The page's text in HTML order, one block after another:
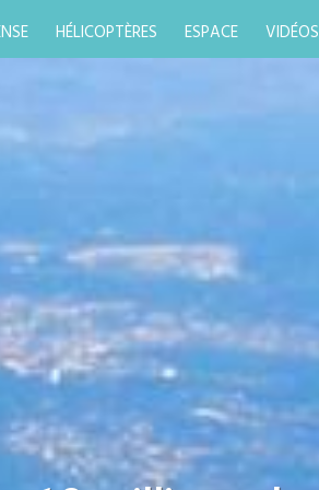
HÉLICOPTÈRES ESPACE VIDÉOS